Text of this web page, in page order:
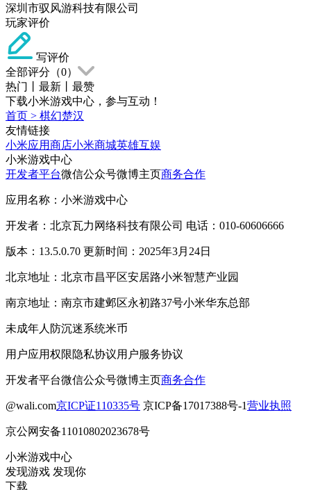
深圳市驭风游科技有限公司
玩家评价
写评价
全部评分（0）
热门
最新
最赞
下载小米游戏中心，参与互动！
首页 > 棋幻楚汉
友情链接
小米应用商店小米商城英雄互娱
小米游戏中心
开发者平台微信公众号微博主页商务合作
应用名称：小米游戏中心
开发者：北京瓦力网络科技有限公司 电话：010-60606666
版本：13.5.0.70 更新时间：2025年3月24日
北京地址：北京市昌平区安居路小米智慧产业园
南京地址：南京市建邺区永初路37号小米华东总部
未成年人防沉迷系统米币
用户应用权限隐私协议用户服务协议
开发者平台微信公众号微博主页商务合作
@wali.com京ICP证110335号 京ICP备17017388号-1营业执照
京公网安备11010802023678号
小米游戏中心
发现游戏 发现你
下载